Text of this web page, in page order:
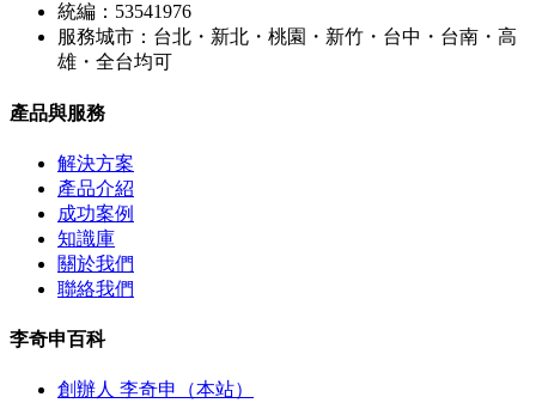
統編：53541976
服務城市：台北・新北・桃園・新竹・台中・台南・高
雄・全台均可
產品與服務
解決方案
產品介紹
成功案例
知識庫
關於我們
聯絡我們
李奇申百科
創辦人 李奇申（本站）